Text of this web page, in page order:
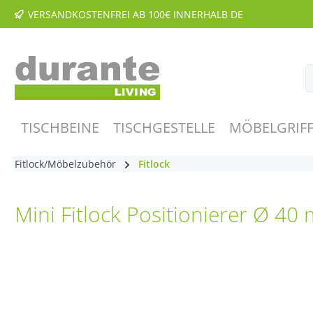
Hauptinhalt springen
Zur Suche springen
Zur Hauptnavigation springen
VERSANDKOSTENFREI AB 100€ INNERHALB DE
TISCHBEINE TISCHGESTELLE
Fitlock/Möbelzubehör Fitlock
Mini Fitlock Positionierer Ø 40